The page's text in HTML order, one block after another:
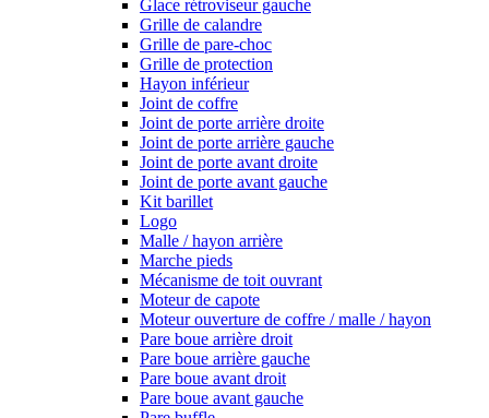
Glace rétroviseur gauche
Grille de calandre
Grille de pare-choc
Grille de protection
Hayon inférieur
Joint de coffre
Joint de porte arrière droite
Joint de porte arrière gauche
Joint de porte avant droite
Joint de porte avant gauche
Kit barillet
Logo
Malle / hayon arrière
Marche pieds
Mécanisme de toit ouvrant
Moteur de capote
Moteur ouverture de coffre / malle / hayon
Pare boue arrière droit
Pare boue arrière gauche
Pare boue avant droit
Pare boue avant gauche